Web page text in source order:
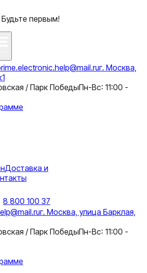
первым!
г. Москва,
/ Парк ПобедыПн-Вс: 11:00 -
Доставка и
8 800 100 37
г. Москва, улица Барклая,
/ Парк ПобедыПн-Вс: 11:00 -